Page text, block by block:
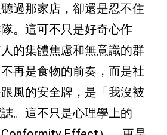
過那家店，卻還是忍不住
。這可不只是好奇心作
的集體焦慮和無意識的群
再是食物的前奏，而是社
風的安全牌，是「我沒被
。這不只是心理學上的